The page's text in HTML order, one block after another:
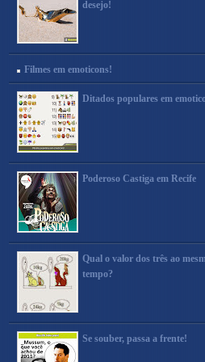
desejo!
Filmes em emoticons!
Ditados populares em
Poderoso Castiga em Recife
Qual o valor dos três ao
tempo?
Se souber, passa a frente!